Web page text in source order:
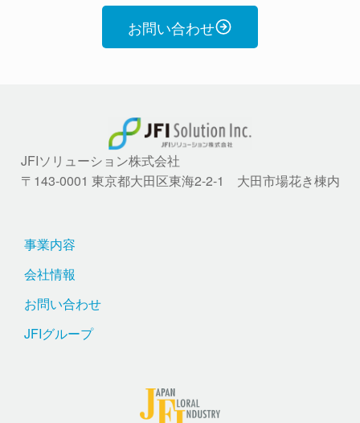
お問い合わせ
JFIソリューション株式会社
〒143-0001 東京都大田区東海2-2-1 大田市場花き棟内
事業内容
会社情報
お問い合わせ
JFIグループ